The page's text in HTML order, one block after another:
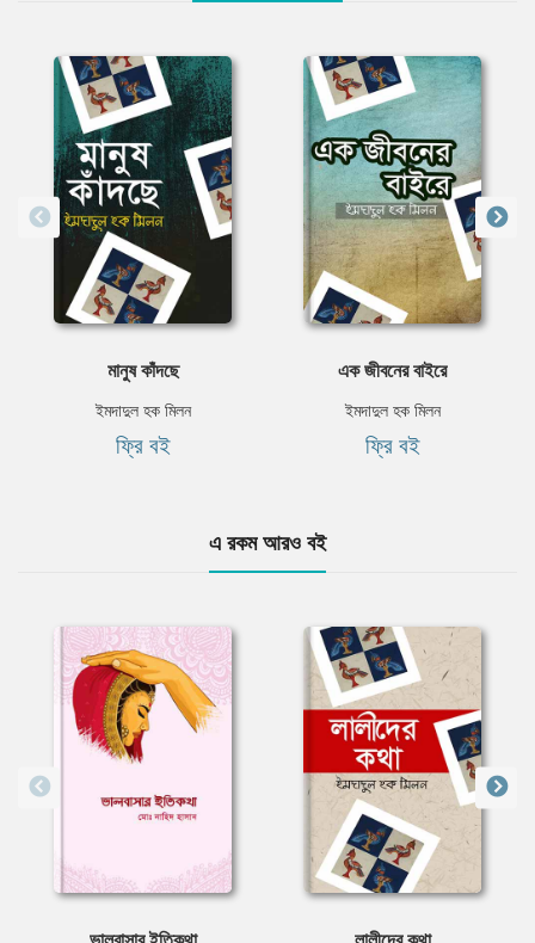
মানুষ কাঁদছে
ইমদাদুল হক মিলন
ফ্রি বই
এক জীবনের বাইরে
ইমদাদুল হক মিলন
ফ্রি বই
এ রকম আরও বই